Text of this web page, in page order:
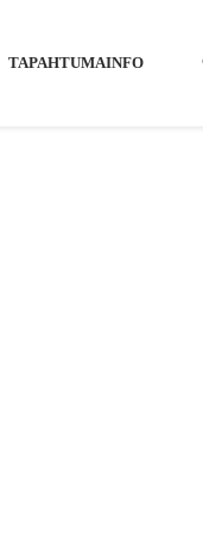
TAPAHTUMAINFO